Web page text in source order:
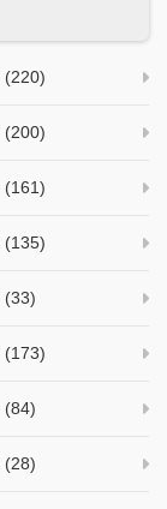
(220)
(200)
(161)
(135)
(33)
(173)
(84)
(28)